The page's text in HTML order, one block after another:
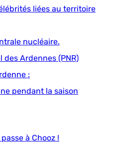
liées au territoire
nucléaire.
des Ardennes (PNR)
:
pendant la saison
à Chooz !